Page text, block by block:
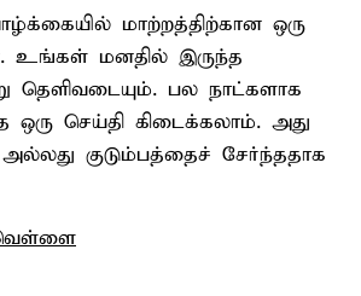
மாற்றத்திற்கான ஒரு
உங்கள் மனதில் இருந்த
தெளிவடையும். பல நாட்களாக
ஒரு செய்தி கிடைக்கலாம். அது
குடும்பத்தைச் சேர்ந்ததாக